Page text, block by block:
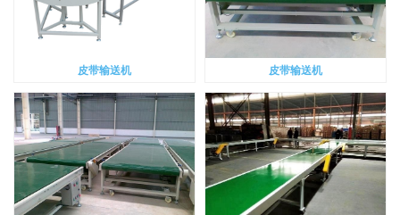
皮带输送机 皮带输送机